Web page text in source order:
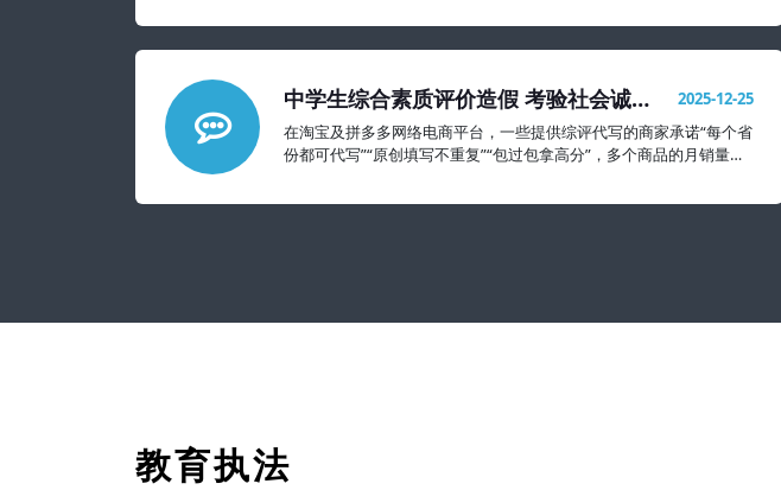
中学生综合素质评价造假 考验社会诚信
与契约精神
2025-12-25
在淘宝及拼多多网络电商平台，一些提供综评代写的商家承诺“每个省
份都可代写”“原创填写不重复”“包过包拿高分”，多个商品的月销量达
教育执法